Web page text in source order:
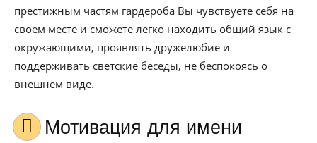
престижным частям гардероба Вы чувствуете себя на
своем месте и сможете легко находить общий язык с
окружающими, проявлять дружелюбие и
поддерживать светские беседы, не беспокоясь о
внешнем виде.
Мотивация для имени